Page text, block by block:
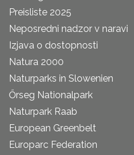
Preisliste 2025
Neposredni nadzor v naravi
Izjava o dostopnosti
Natura 2000
Naturparks in Slowenien
Őrseg Nationalpark
Naturpark Raab
European Greenbelt
Europarc Federation